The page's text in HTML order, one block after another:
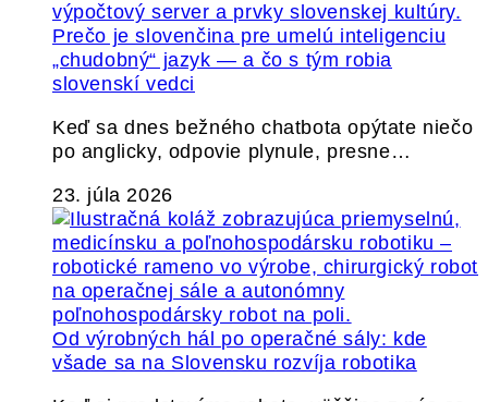
Prečo je slovenčina pre umelú inteligenciu
„chudobný“ jazyk — a čo s tým robia
slovenskí vedci
Keď sa dnes bežného chatbota opýtate niečo
po anglicky, odpovie plynule, presne…
23. júla 2026
Od výrobných hál po operačné sály: kde
všade sa na Slovensku rozvíja robotika